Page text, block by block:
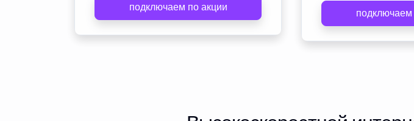
подключаем по акции
подключаем